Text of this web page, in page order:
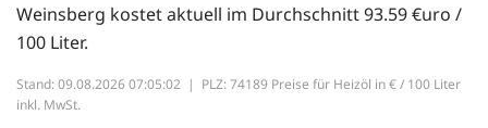
Weinsberg kostet aktuell im Durchschnitt 93.59 €uro /
100 Liter.
Stand: 09.08.2026 07:05:02 | PLZ: 74189 Preise für Heizöl in € / 100 Liter
inkl. MwSt.